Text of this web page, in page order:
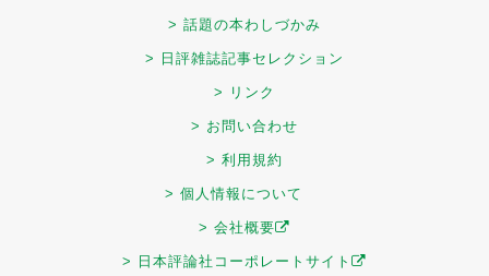
> 話題の本わしづかみ
> 日評雑誌記事セレクション
> リンク
> お問い合わせ
> 利用規約
> 個人情報について
> 会社概要
> 日本評論社コーポレートサイト